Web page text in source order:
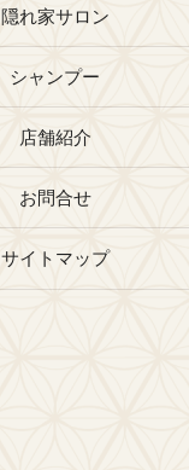
隠れ家サロン
シャンプー
店舗紹介
お問合せ
サイトマップ